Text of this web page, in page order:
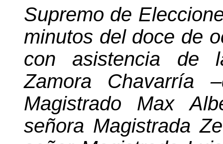
Supremo de
minutos del doce de
con asistencia de
Zamora Chavarría
Magistrado Max
señora Magistrada